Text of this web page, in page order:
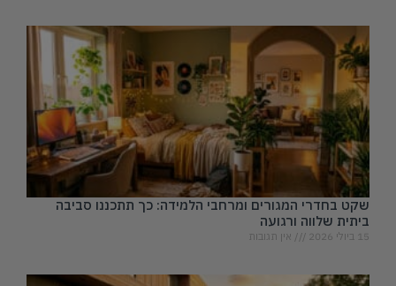
שקט בחדרי המגורים ומרחבי הלמידה: כך תתכננו סביבה
ביתית שלווה ורגועה
15 ביולי 2026 אין תגובות